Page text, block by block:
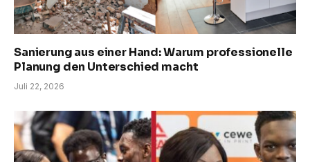
Sanierung aus einer Hand: Warum professionelle
Planung den Unterschied macht
Juli 22, 2026